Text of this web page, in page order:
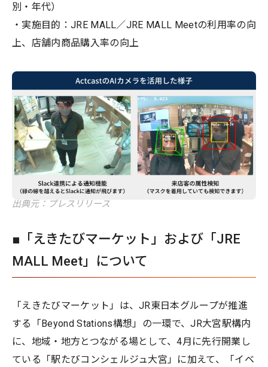
別・年代）
・実施目的：JRE MALL／JRE MALL Meetの利用率の向
上、店舗内商品購入率の向上
出典元：プレスリリース
■「えきたびマーケット」および「JRE
MALL Meet」について
「えきたびマーケット」は、JR東日本グループが推進
する「Beyond Stations構想」の一環で、JR大宮駅構内
に、地域・地方とつながる場として、4月に先行開業し
ている「駅たびコンシェルジュ大宮」に加えて、「イベ